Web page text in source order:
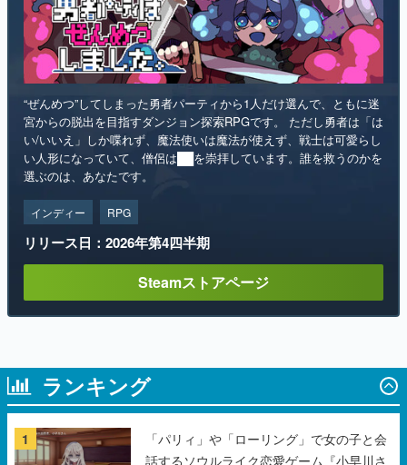
“ぜんめつ”してしまった勇者パーティから1人だけ選んで、ともに迷
宮からの脱出を目指すダンジョン探索RPGです。 ただし勇者は「は
い/いいえ」しか喋れず、魔法使いは魔法が使えず、戦士は可愛らし
選ぶのは、あなたです。
インディー RPG
リリース日：2026年第4四半期
ランキング
1
「パリィ」や「ローリング」で女の子と会
話するソウルライク恋愛ゲーム『小早川さ
んはソウルライク』無料公開。返事に失敗
すると「YOU DIED」